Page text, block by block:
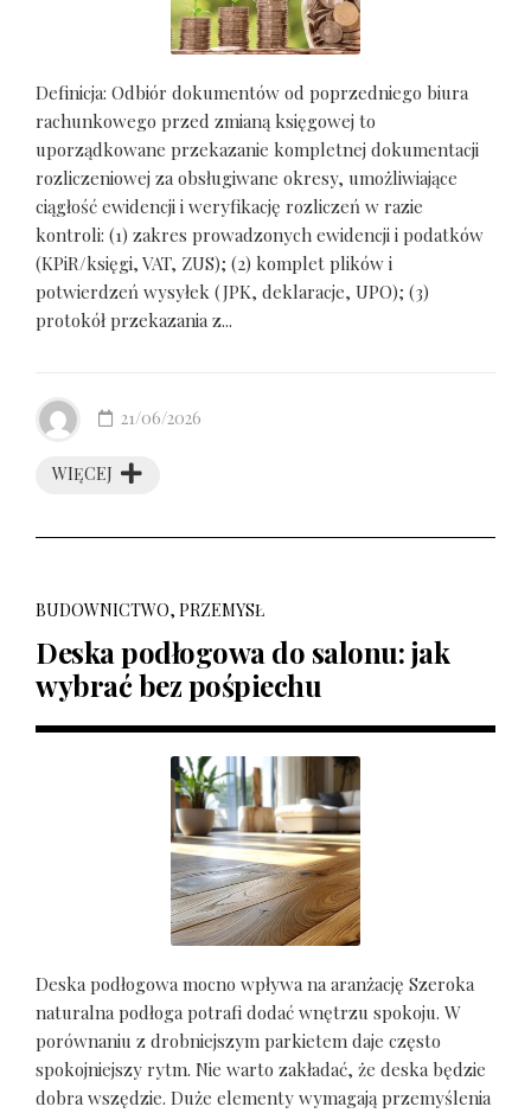
Definicja: Odbiór dokumentów od poprzedniego biura
rachunkowego przed zmianą księgowej to
uporządkowane przekazanie kompletnej dokumentacji
rozliczeniowej za obsługiwane okresy, umożliwiające
ciągłość ewidencji i weryfikację rozliczeń w razie
kontroli: (1) zakres prowadzonych ewidencji i podatków
(KPiR/księgi, VAT, ZUS); (2) komplet plików i
potwierdzeń wysyłek (JPK, deklaracje, UPO); (3)
protokół przekazania z...
WIĘCEJ
21/06/2026
BUDOWNICTWO, PRZEMYSŁ
Deska podłogowa do salonu: jak
wybrać bez pośpiechu
Deska podłogowa mocno wpływa na aranżację Szeroka
naturalna podłoga potrafi dodać wnętrzu spokoju. W
porównaniu z drobniejszym parkietem daje często
spokojniejszy rytm. Nie warto zakładać, że deska będzie
dobra wszędzie. Duże elementy wymagają przemyślenia